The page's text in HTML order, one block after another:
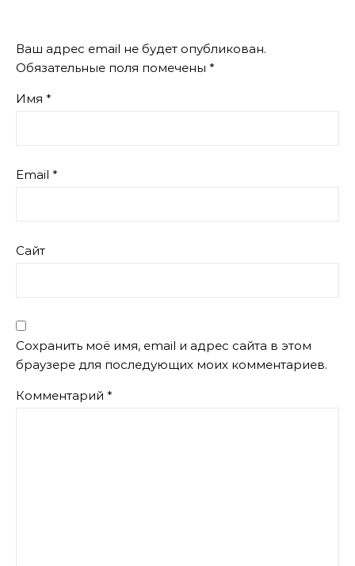
Ваш адрес email не будет опубликован.
Обязательные поля помечены *
Имя *
Email *
Сайт
Сохранить моё имя, email и адрес сайта в этом
браузере для последующих моих комментариев.
Комментарий *